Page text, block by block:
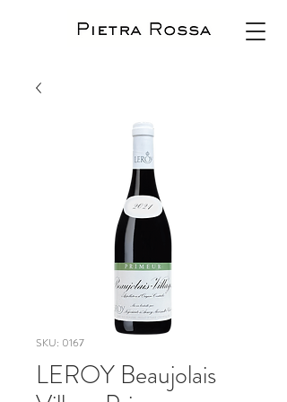
SKU: 0167
LEROY Beaujolais